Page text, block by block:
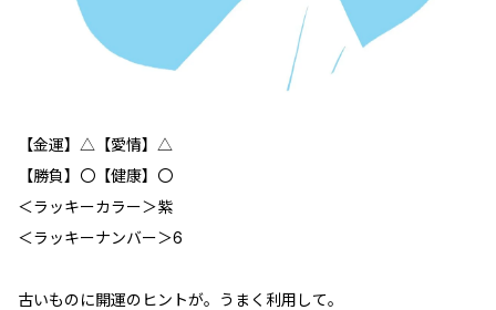
【金運】△【愛情】△
【勝負】〇【健康】〇
＜ラッキーカラー＞紫
＜ラッキーナンバー＞6
古いものに開運のヒントが。うまく利用して。